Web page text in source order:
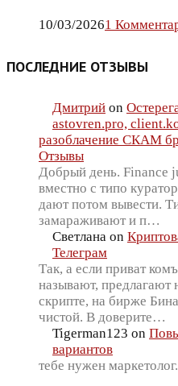
10/03/20261
ПОСЛЕДНИЕ ОТЗЫВЫ
Дмитрий on
astovren.pro,
разоблачение СКАМ
Отзывы
Добрый день. Finance
вместно с типо
дают потом вывести.
замараживают и п…
Светлана on
Телеграм
Так, а если приват
называют, предлагают
скрипте, на бирже
чистой. В доверите…
Tigerman123 on
вариантов
тебе нужен